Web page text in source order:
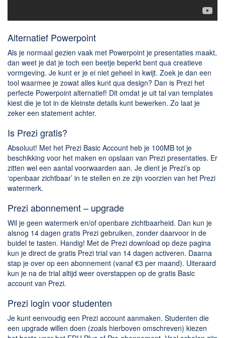
Alternatief Powerpoint
Als je normaal gezien vaak met Powerpoint je presentaties maakt,
dan weet je dat je toch een beetje beperkt bent qua creatieve
vormgeving. Je kunt er je ei niet geheel in kwijt. Zoek je dan een
tool waarmee je zowat alles kunt qua design? Dan is Prezi het
perfecte Powerpoint alternatief! Dit omdat je uit tal van templates
kiest die je tot in de kleinste details kunt bewerken. Zo laat je
zeker een statement achter.
Is Prezi gratis?
Absoluut! Met het Prezi Basic Account heb je 100MB tot je
beschikking voor het maken en opslaan van Prezi presentaties. Er
zitten wel een aantal voorwaarden aan. Je dient je Prezi’s op
‘openbaar zichtbaar’ in te stellen en ze zijn voorzien van het Prezi
watermerk.
Prezi abonnement – upgrade
Wil je geen watermerk en/of openbare zichtbaarheid. Dan kun je
alsnog 14 dagen gratis Prezi gebruiken, zonder daarvoor in de
buidel te tasten. Handig! Met de Prezi download op deze pagina
kun je direct de gratis Prezi trial van 14 dagen activeren. Daarna
stap je over op een abonnement (vanaf €3 per maand). Uiteraard
kun je na de trial altijd weer overstappen op de gratis Basic
account van Prezi.
Prezi login voor studenten
Je kunt eenvoudig een Prezi account aanmaken. Studenten die
een upgrade willen doen (zoals hierboven omschreven) kiezen